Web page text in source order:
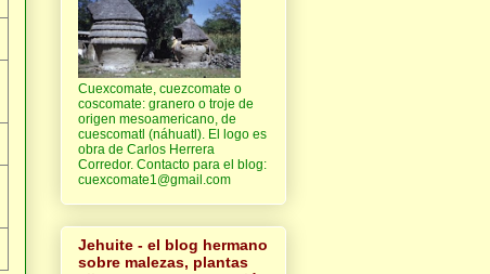
Cuexcomate, cuezcomate o
coscomate: granero o troje de
origen mesoamericano, de
cuescomatl (náhuatl). El logo es
obra de Carlos Herrera
Corredor. Contacto para el blog:
cuexcomate1@gmail.com
Jehuite - el blog hermano
sobre malezas, plantas